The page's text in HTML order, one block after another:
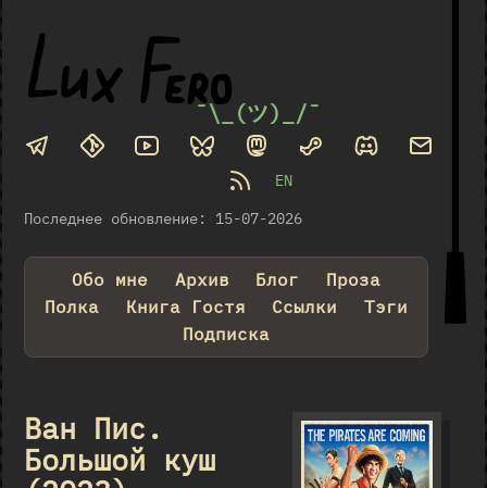
¯\_(ツ)_/¯
EN
Последнее обновление: 15-07-2026
Обо мне Архив Блог
Проза
Полка
Книга Гостя Ссылки
Тэги
Подписка
Ван Пис.
Большой куш